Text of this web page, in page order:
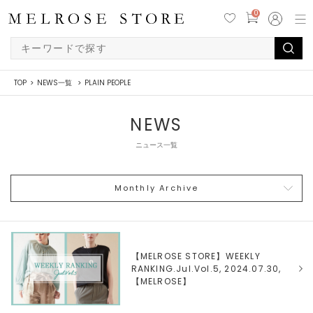
0
TOP NEWS一覧 PLAIN PEOPLE
NEWS
ニュース一覧
Monthly Archive
【MELROSE STORE】WEEKLY
RANKING.Jul.Vol.5, 2024.07.30,
【MELROSE】